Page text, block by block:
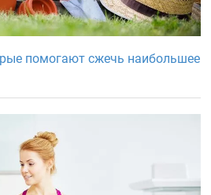
помогают сжечь наибольшее